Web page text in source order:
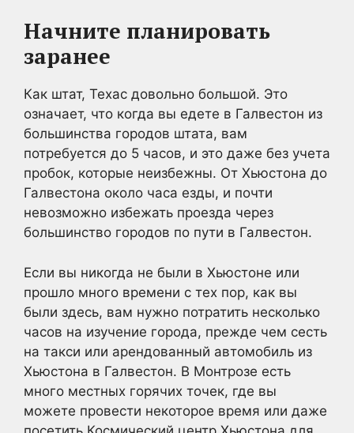
Начните планировать
заранее
Как штат, Техас довольно большой. Это
означает, что когда вы едете в Галвестон из
большинства городов штата, вам
потребуется до 5 часов, и это даже без учета
пробок, которые неизбежны. От Хьюстона до
Галвестона около часа езды, и почти
невозможно избежать проезда через
большинство городов по пути в Галвестон.
Если вы никогда не были в Хьюстоне или
прошло много времени с тех пор, как вы
были здесь, вам нужно потратить несколько
часов на изучение города, прежде чем сесть
на такси или арендованный автомобиль из
Хьюстона в Галвестон. В Монтрозе есть
много местных горячих точек, где вы
можете провести некоторое время или даже